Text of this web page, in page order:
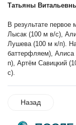
Татьяны
В результате
Лысак (100 м в/с),
Лушева (100 м к/п).
баттерфляем), Алиса
п), Артём Савицкий
с).
Назад